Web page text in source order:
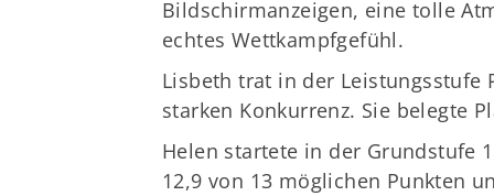
Bildschirmanzeigen, eine tolle
echtes Wettkampfgefühl.
Lisbeth trat in der Leistungsstufe
starken Konkurrenz. Sie belegte
Helen startete in der Grundstufe
12,9 von 13 möglichen Punkten